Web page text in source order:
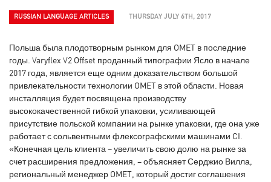
RUSSIAN LANGUAGE ARTICLES THURSDAY JULY 6TH, 2017
Польша была плодотворным рынком для OMET в последние
годы. Varyflex V2 Offset проданный типографии Ясло в начале
2017 года, является еще одним доказательством большой
привлекательности технологии OMET в этой области. Новая
инсталляция будет посвящена производству
высококачественной гибкой упаковки, усиливающей
присутствие польской компании на рынке упаковки, где она уже
работает с сольвентными флексографскими машинами CI.
«Конечная цель клиента – увеличить свою долю на рынке за
счет расширения предложения, – объясняет Серджио Вилла,
региональный менеджер OMET, который достиг соглашения